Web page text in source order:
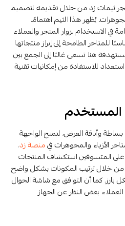
ثيمات زد من خلال تقديمه لتصميم
يُظهر هذا الثيم اهتمامًا
في الاستخدام لزوار المتجر والعملاء
للمتاجر الطامحة إلى إبراز منتجاتها
هنا تسعى غالبًا إلى الجمع بين
للاستفادة من إمكانيات تقنية
المستخدم
وأناقة العرض، لتمنح الواجهة
الأزياء والمجوهرات فيمنصة زد.
المتسوقين استكشاف المنتجات
خلال ترتيب المكونات بشكل واضح
كما أن التوافق مع شاشة الجوال
بغض النظر عن الجهاز